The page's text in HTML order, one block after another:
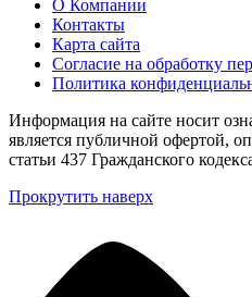
О Компании
Контакты
Карта сайта
Согласие на обработку
Политика
Информация на сайте носит
является публичной офертой,
статьи 437 Гражданского
Прокрутить наверх